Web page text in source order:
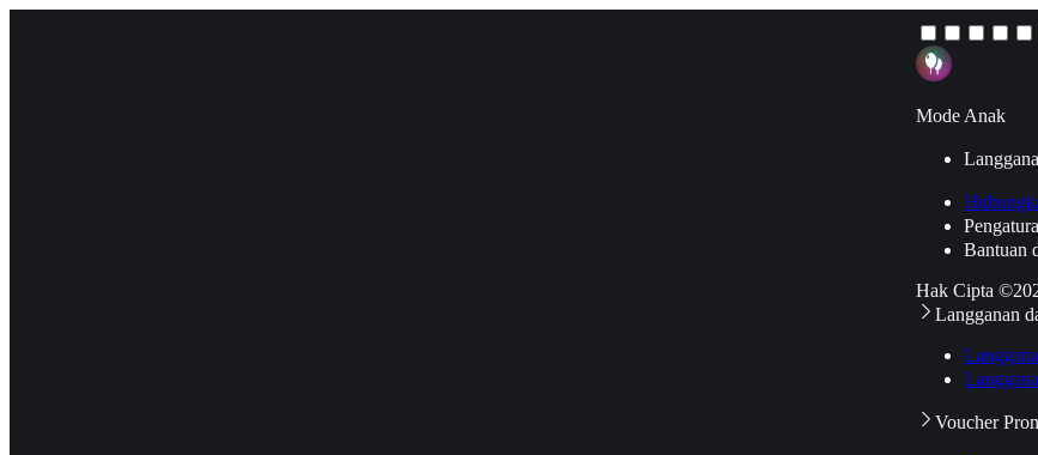
Mode Anak
Bantuan
Hak Cipta
Langganan
Voucher